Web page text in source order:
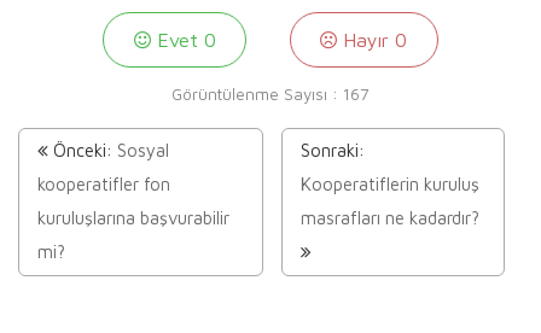
Evet 0 Hayır0
Görüntülenme Sayısı : 167
Önceki: Sosyal
kooperatifler fon
kuruluşlarına başvurabilir
mi?
Sonraki:
Kooperatiflerin kuruluş
masrafları ne kadardır?